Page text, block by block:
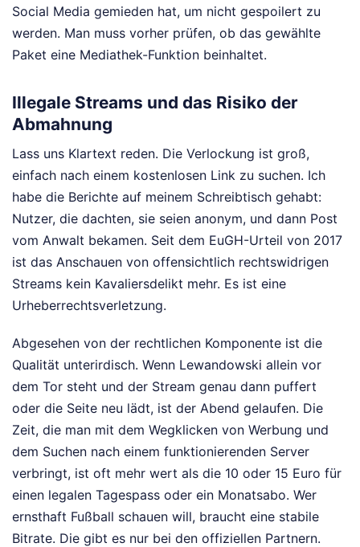
Social Media gemieden hat, um nicht gespoilert zu
werden. Man muss vorher prüfen, ob das gewählte
Paket eine Mediathek-Funktion beinhaltet.
Illegale Streams und das Risiko der
Abmahnung
Lass uns Klartext reden. Die Verlockung ist groß,
einfach nach einem kostenlosen Link zu suchen. Ich
habe die Berichte auf meinem Schreibtisch gehabt:
Nutzer, die dachten, sie seien anonym, und dann Post
vom Anwalt bekamen. Seit dem EuGH-Urteil von 2017
ist das Anschauen von offensichtlich rechtswidrigen
Streams kein Kavaliersdelikt mehr. Es ist eine
Urheberrechtsverletzung.
Abgesehen von der rechtlichen Komponente ist die
Qualität unterirdisch. Wenn Lewandowski allein vor
dem Tor steht und der Stream genau dann puffert
oder die Seite neu lädt, ist der Abend gelaufen. Die
Zeit, die man mit dem Wegklicken von Werbung und
dem Suchen nach einem funktionierenden Server
verbringt, ist oft mehr wert als die 10 oder 15 Euro für
einen legalen Tagespass oder ein Monatsabo. Wer
ernsthaft Fußball schauen will, braucht eine stabile
Bitrate. Die gibt es nur bei den offiziellen Partnern.